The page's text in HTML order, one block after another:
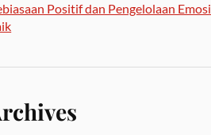
Positif dan Pengelolaan Emosi